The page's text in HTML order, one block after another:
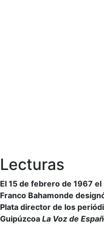
Lecturas
El 15 de febrero de 1967
Franco Bahamonde
Plata director de los
Guipúzcoa La Voz de